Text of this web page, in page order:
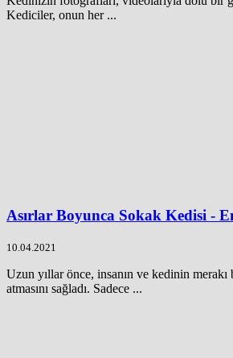
Kediciler, onun her ...
Asırlar Boyunca Sokak Kedisi -
10.04.2021
Uzun yıllar önce, insanın ve kedinin merakı
atmasını sağladı. Sadece ...